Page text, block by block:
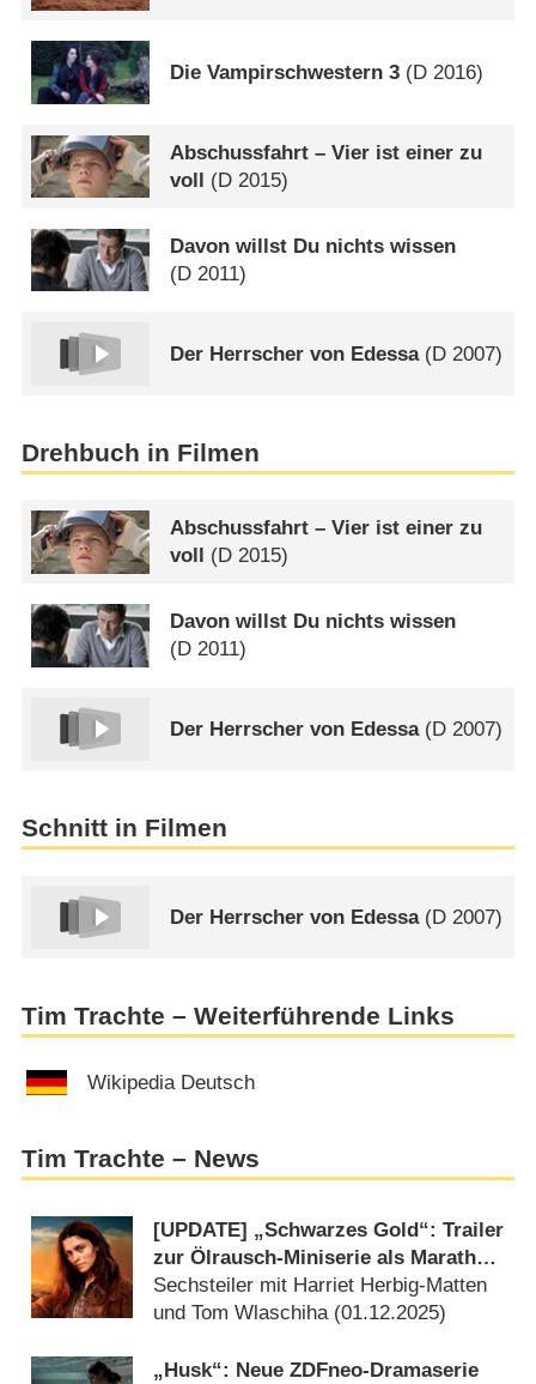
Die Vampirschwestern 3 (D 2016)
Abschussfahrt – Vier ist einer zu
voll (D 2015)
Davon willst Du nichts wissen
(D 2011)
Der Herrscher von Edessa(D 2007)
Drehbuch in Filmen
Abschussfahrt – Vier ist einer zu
voll
(D 2015)
Davon willst Du nichts wissen
(D 2011)
Der Herrscher von Edessa(D 2007)
Schnitt in Filmen
Der Herrscher von Edessa(D 2007)
Tim Trachte – Weiterführende Links
Wikipedia Deutsch
Tim Trachte – News
[UPDATE] „Schwarzes Gold“: Trailer
zur Ölrausch-Miniserie als Marathon
nach Weihnachten
Sechsteiler mit Harriet Herbig-Matten
und Tom Wlaschiha (01.12.2025)
„Husk“: Neue ZDFneo-Dramaserie